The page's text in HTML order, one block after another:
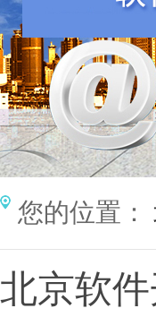
您的位置：
北京软